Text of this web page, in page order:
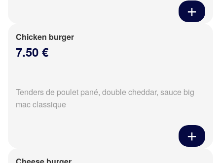
Chicken burger
7.50 €
Tenders de poulet pané, double cheddar, sauce big
mac classique